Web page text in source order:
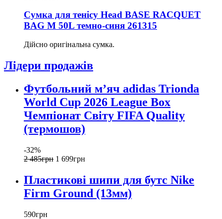
Сумка для тенісу Head BASE RACQUET
BAG M 50L темно-синя 261315
Дійсно оригінальна сумка.
Лідери продажів
Футбольний м’яч adidas Trionda
World Cup 2026 League Box
Чемпіонат Світу FIFA Quality
(термошов)
-32%
2 485грн 1 699грн
Пластикові шипи для бутс Nike
Firm Ground (13мм)
590грн